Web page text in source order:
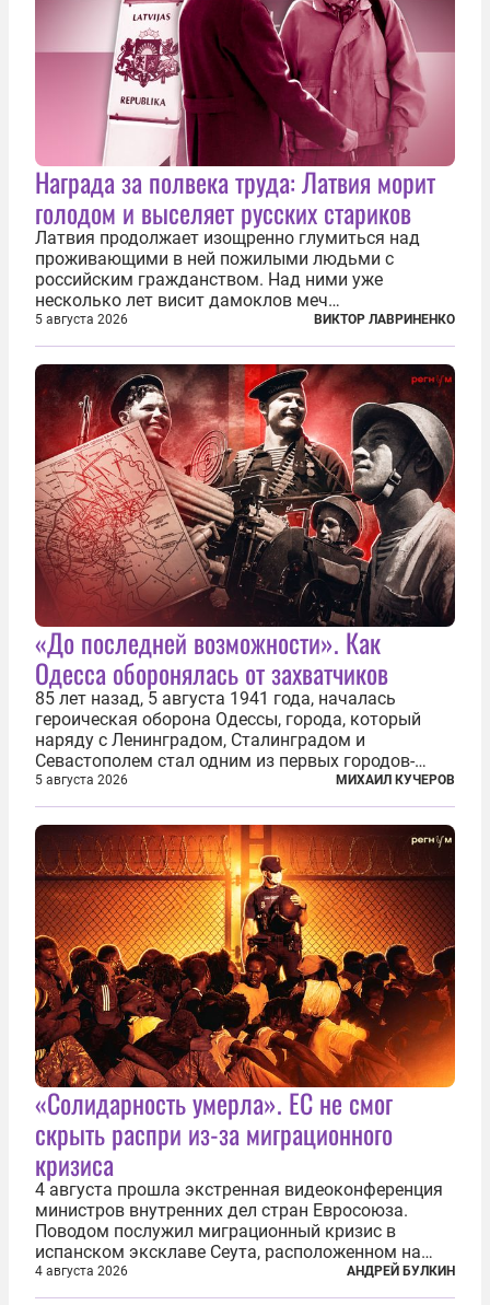
Награда за полвека труда: Латвия морит
голодом и выселяет русских стариков
Латвия продолжает изощренно глумиться над
проживающими в ней пожилыми людьми с
российским гражданством. Над ними уже
несколько лет висит дамоклов меч
насильственного выдворения. Некоторых уже
депортировали, а многие уехали сами, не
дожидаясь изгнания из родных домов. Пожилых
людей, проваливших...
5 августа 2026 ВИКТОР ЛАВРИНЕНКО
«До последней возможности». Как
Одесса оборонялась от захватчиков
85 лет назад, 5 августа 1941 года, началась
героическая оборона Одессы, города, который
наряду с Ленинградом, Сталинградом и
Севастополем стал одним из первых городов-
героев. Историки приводят фразу из телеграммы
Иосифа Сталина, датированной сентябрем 1941-
го: «Прошу героических участников обороны...
5 августа 2026 МИХАИЛ КУЧЕРОВ
«Солидарность умерла». ЕС не смог
скрыть распри из-за миграционного
кризиса
4 августа прошла экстренная видеоконференция
министров внутренних дел стран Евросоюза.
Поводом послужил миграционный кризис в
испанском эксклаве Сеута, расположенном на
северном побережье Африки. В конце июля
границу между Марокко и испанской территорией
4 августа 2026 АНДРЕЙ БУЛКИН